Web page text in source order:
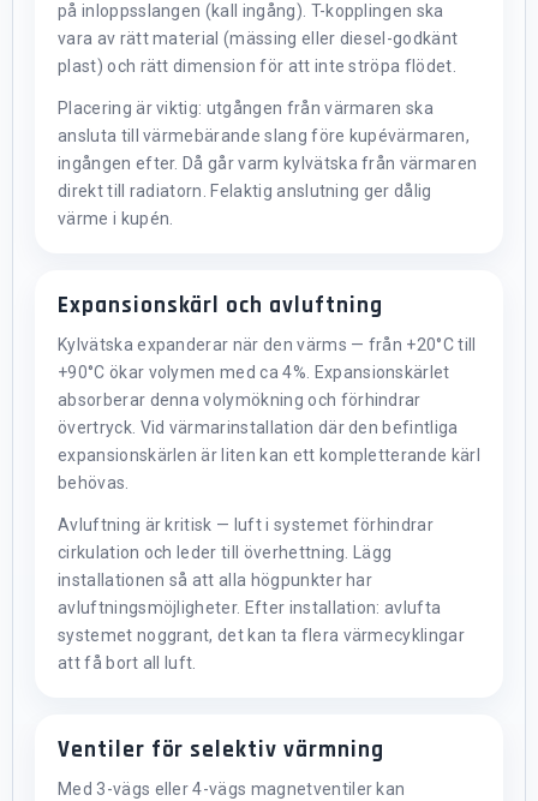
på inloppsslangen (kall ingång). T-kopplingen ska
vara av rätt material (mässing eller diesel-godkänt
plast) och rätt dimension för att inte ströpa flödet.
Placering är viktig: utgången från värmaren ska
ansluta till värmebärande slang före kupévärmaren,
ingången efter. Då går varm kylvätska från värmaren
direkt till radiatorn. Felaktig anslutning ger dålig
värme i kupén.
Expansionskärl och avluftning
Kylvätska expanderar när den värms — från +20°C till
+90°C ökar volymen med ca 4%. Expansionskärlet
absorberar denna volymökning och förhindrar
övertryck. Vid värmarinstallation där den befintliga
expansionskärlen är liten kan ett kompletterande kärl
behövas.
Avluftning är kritisk — luft i systemet förhindrar
cirkulation och leder till överhettning. Lägg
installationen så att alla högpunkter har
avluftningsmöjligheter. Efter installation: avlufta
systemet noggrant, det kan ta flera värmecyklingar
att få bort all luft.
Ventiler för selektiv värmning
Med 3-vägs eller 4-vägs magnetventiler kan